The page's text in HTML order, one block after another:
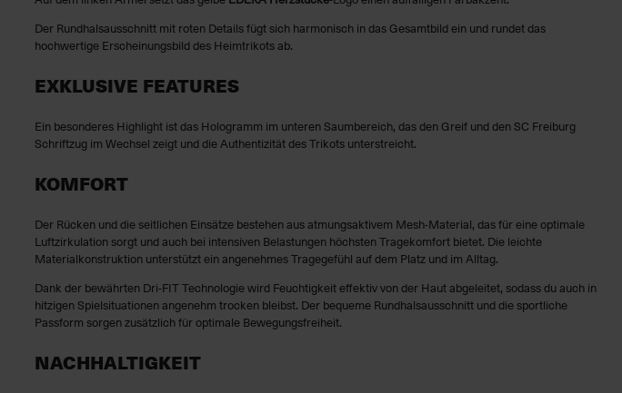
Der Rundhalsausschnitt mit roten Details fügt sich harmonisch in das Gesamtbild ein und rundet das
hochwertige Erscheinungsbild des Heimtrikots ab.
EXKLUSIVE FEATURES
Ein besonderes Highlight ist das Hologramm im unteren Saumbereich, das den Greif und den SC Freiburg
Schriftzug im Wechsel zeigt und die Authentizität des Trikots unterstreicht.
KOMFORT
Der Rücken und die seitlichen Einsätze bestehen aus atmungsaktivem Mesh-Material, das für eine optimale
Luftzirkulation sorgt und auch bei intensiven Belastungen höchsten Tragekomfort bietet. Die leichte
Materialkonstruktion unterstützt ein angenehmes Tragegefühl auf dem Platz und im Alltag.
Dank der bewährten Dri-FIT Technologie wird Feuchtigkeit effektiv von der Haut abgeleitet, sodass du auch in
hitzigen Spielsituationen angenehm trocken bleibst. Der bequeme Rundhalsausschnitt und die sportliche
Passform sorgen zusätzlich für optimale Bewegungsfreiheit.
NACHHALTIGKEIT